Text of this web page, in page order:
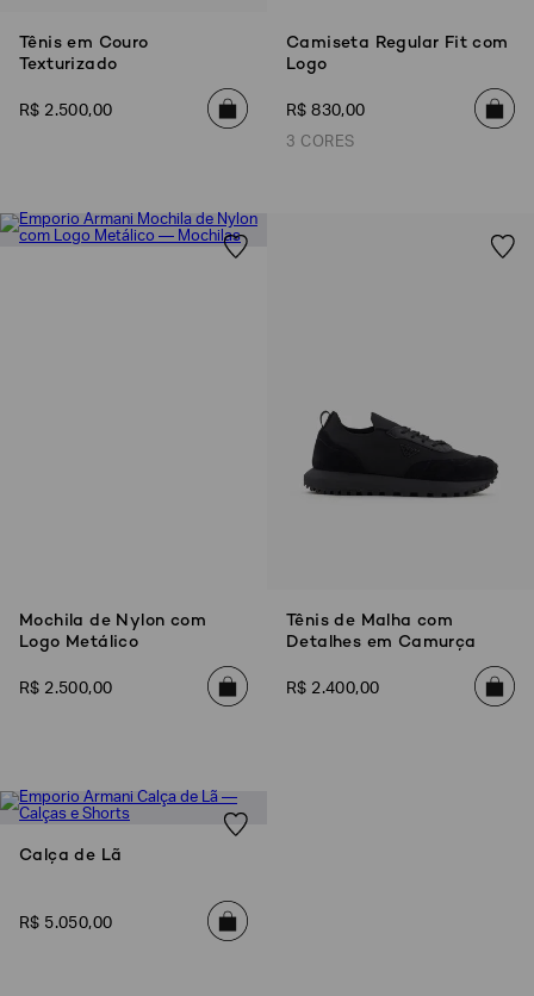
Tênis em Couro
Texturizado
R$ 2.500,00
Camiseta Regular Fit com
Logo
R$ 830,00
3 CORES
Mochila de Nylon com
Logo Metálico
R$ 2.500,00
Tênis de Malha com
Detalhes em Camurça
R$ 2.400,00
Calça de Lã
R$ 5.050,00
interessado
nas
seguintes
tópicos:
Armani